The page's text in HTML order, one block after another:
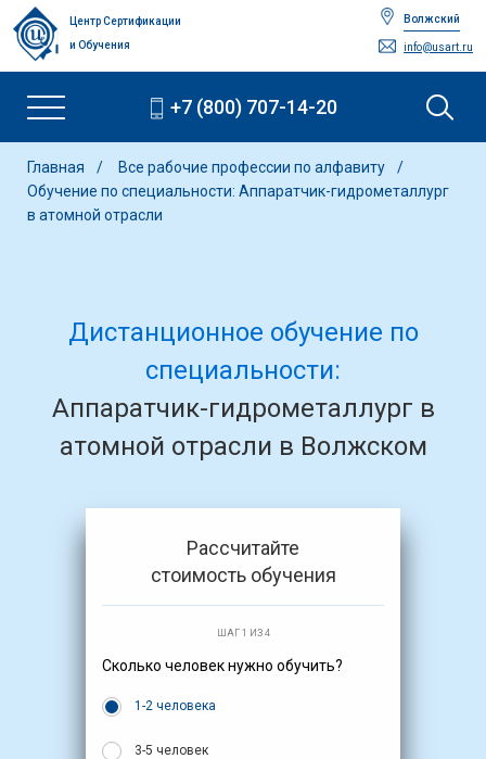
Центр Сертификации
и Обучения
Волжский
info@usart.ru
+7 (800) 707-14-20
Главная
Все рабочие профессии по алфавиту
Обучение по специальности: Аппаратчик-гидрометаллург
в атомной отрасли
Дистанционное обучение по
специальности:
Аппаратчик-гидрометаллург в
атомной отрасли в Волжском
Рассчитайте
стоимость обучения
ШАГ 1 ИЗ 4
Сколько человек нужно обучить?
1-2 человека
3-5 человек